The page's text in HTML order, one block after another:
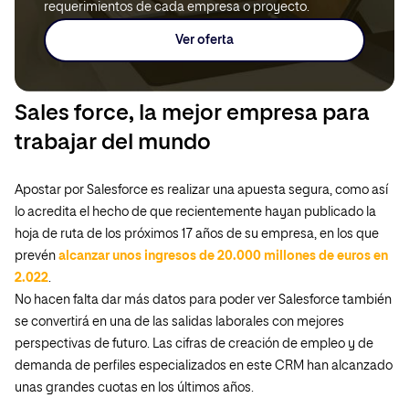
requerimientos de cada empresa o proyecto.
Ver oferta
Sales force, la mejor empresa para
trabajar del mundo
Apostar por Salesforce es realizar una apuesta segura, como así
lo acredita el hecho de que recientemente hayan publicado la
hoja de ruta de los próximos 17 años de su empresa, en los que
prevén alcanzar unos ingresos de 20.000 millones de euros en
2.022.
No hacen falta dar más datos para poder ver Salesforce también
se convertirá en una de las salidas laborales con mejores
perspectivas de futuro. Las cifras de creación de empleo y de
demanda de perfiles especializados en este CRM han alcanzado
unas grandes cuotas en los últimos años.